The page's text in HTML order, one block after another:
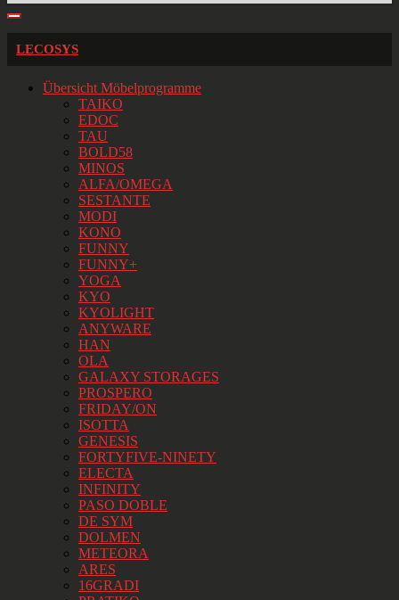
LECOSYS
Übersicht Möbelprogramme
TAIKO
EDOC
TAU
BOLD58
MINOS
ALFA/OMEGA
SESTANTE
MODI
KONO
FUNNY
FUNNY+
YOGA
KYO
KYOLIGHT
ANYWARE
HAN
OLA
GALAXY STORAGES
PROSPERO
FRIDAY/ON
ISOTTA
GENESIS
FORTYFIVE-NINETY
ELECTA
INFINITY
PASO DOBLE
DE SYM
DOLMEN
METEORA
ARES
16GRADI